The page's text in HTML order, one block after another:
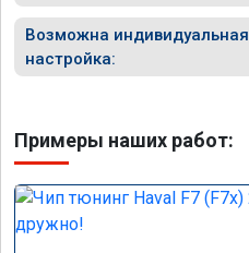
Возможна индивидуальная
настройка:
Примеры наших работ: